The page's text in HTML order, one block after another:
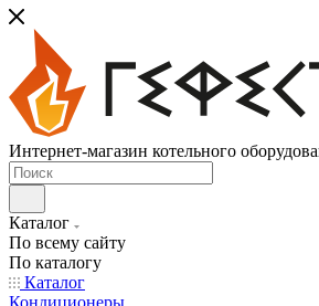
Интернет-магазин котельного
Каталог
По всему сайту
По каталогу
Каталог
Кондиционеры